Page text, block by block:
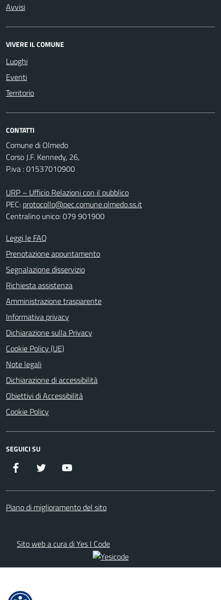
Avvisi
VIVERE IL COMUNE
Luoghi
Eventi
Territorio
CONTATTI
Comune di Olmedo
Corso J.F. Kennedy, 26,
P.iva : 01537010900
URP – Ufficio Relazioni con il pubblico
PEC: protocollo@pec.comune.olmedo.ss.it
Centralino unico: 079 901900
Leggi le FAQ
Prenotazione appuntamento
Segnalazione disservizio
Richiesta assistenza
Amministrazione trasparente
Informativa privacy
Dichiarazione sulla Privacy
Cookie Policy (UE)
Note legali
Dichiarazione di accessibilità
Obiettivi di Accessibilità
Cookie Policy
SEGUICI SU
Facebook Twitter
Piano di miglioramento del sito
Sito web a cura di Yes I Code